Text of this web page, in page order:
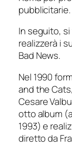
pubblicitarie.
In seguito,
realizzerà i
Bad News.
Nel 1990
and the
Cesare
otto album
1993) e
diretto da